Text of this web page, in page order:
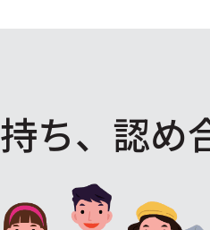
持ち、認め